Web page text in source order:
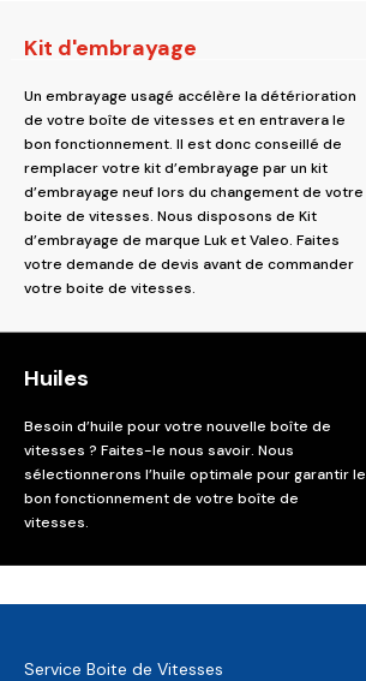
Kit d'embrayage
Un embrayage usagé accélère la détérioration
de votre boîte de vitesses et en entravera le
bon fonctionnement. Il est donc conseillé de
remplacer votre kit d’embrayage par un kit
d’embrayage neuf lors du changement de votre
boite de vitesses. Nous disposons de Kit
d’embrayage de marque Luk et Valeo. Faites
votre demande de devis avant de commander
votre boite de vitesses.
Huiles
Besoin d’huile pour votre nouvelle boîte de
vitesses ? Faites-le nous savoir. Nous
sélectionnerons l’huile optimale pour garantir le
bon fonctionnement de votre boîte de
vitesses.
Service Boite de Vitesses